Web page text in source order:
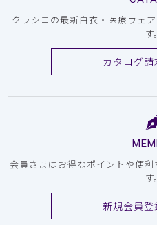
クラシコの最新白衣・医療ウェ
す。
カタログ請
会員さまはお得なポイントや便
す。
新規会員登